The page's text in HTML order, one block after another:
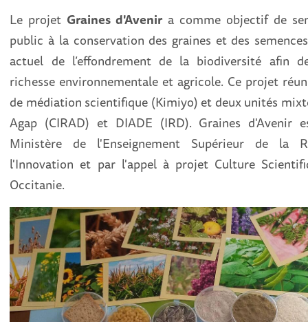
Le projet Graines d'Avenira comme objectif de
public à la conservation des graines et des
actuel de l’effondrement de la biodiversité afin
richesse environnementale et agricole. Ce projet
de médiation scientifique (Kimiyo) et deux unités
Agap (CIRAD) et DIADE (IRD). Graines d'Avenir
Ministère de l'Enseignement Supérieur de la
l'Innovation et par l'appel à projet Culture
Occitanie.